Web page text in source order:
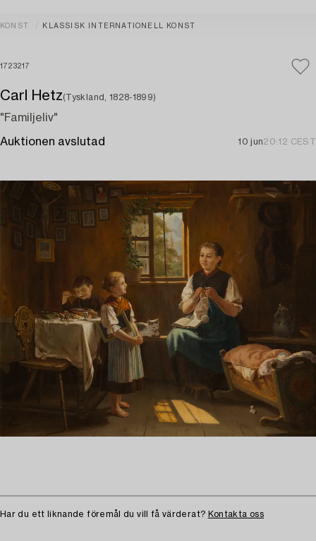
KONST KLASSISK INTERNATIONELL KONST
1723217
Carl Hetz(Tyskland, 1828-1899)
"Familjeliv"
Auktionen avslutad 10 jun20:12 CEST
Har du ett liknande föremål du vill få värderat? Kontakta oss